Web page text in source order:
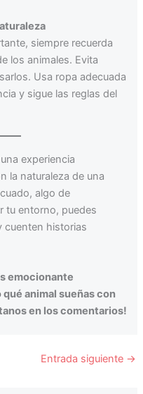
siempre recuerda
los animales. Evita
Usa ropa adecuada
y sigue las reglas del
experiencia
la naturaleza de una
algo de
tu entorno, puedes
cuenten historias
emocionante
animal sueñas con
en los comentarios!
Entrada siguiente →